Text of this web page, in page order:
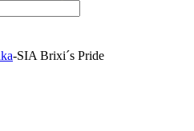
-SIA Brixi´s Pride